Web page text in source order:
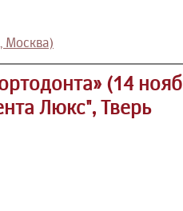
Москва)
(14
Люкс", Тверь